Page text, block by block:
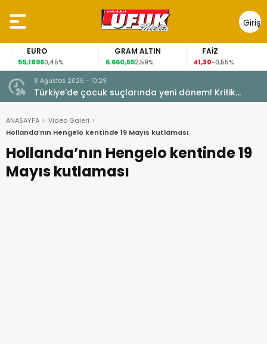
Giriş
Yap
EURO
55,18960,45%
GRAM ALTIN
6.660,552,59%
FAİZ
41,30-0,55%
8 Ağustos 2026 - 10:29
Türkiye’de çocuk suçlarında yeni dönem! Kritik
maddeler kabul edildi
ANASAYFA
Video Galeri
Hollanda’nın Hengelo kentinde 19 Mayıs kutlaması
Hollanda’nın Hengelo kentinde 19
Mayıs kutlaması